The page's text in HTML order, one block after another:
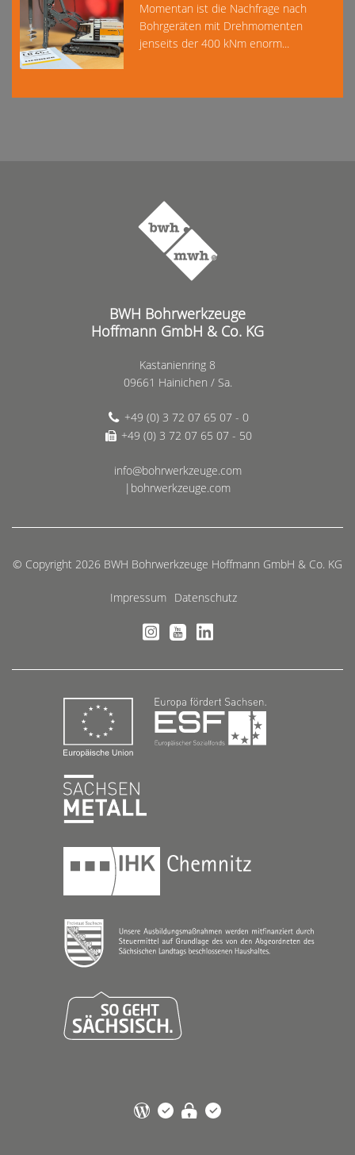
Momentan ist die Nachfrage nach
Bohrgeräten mit Drehmomenten
jenseits der 400 kNm enorm...
BWH Bohrwerkzeuge
Hoffmann GmbH & Co. KG
Kastanienring 8
09661 Hainichen / Sa.
+49 (0) 3 72 07 65 07 - 0
+49 (0) 3 72 07 65 07 - 50
info@bohrwerkzeuge.com
|bohrwerkzeuge.com
© Copyright 2026 BWH Bohrwerkzeuge Hoffmann GmbH & Co. KG
Impressum Datenschutz